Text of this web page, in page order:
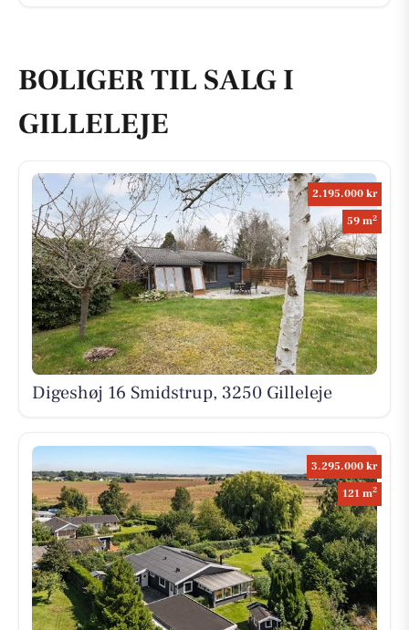
BOLIGER TIL SALG I
GILLELEJE
2.195.000 kr
59 m2
Digeshøj 16 Smidstrup, 3250 Gilleleje
3.295.000 kr
121 m2